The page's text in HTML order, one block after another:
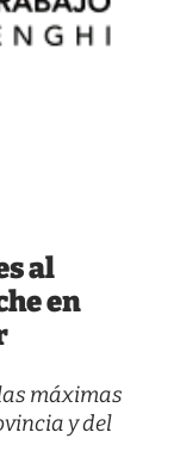
al
en
máximas
y del